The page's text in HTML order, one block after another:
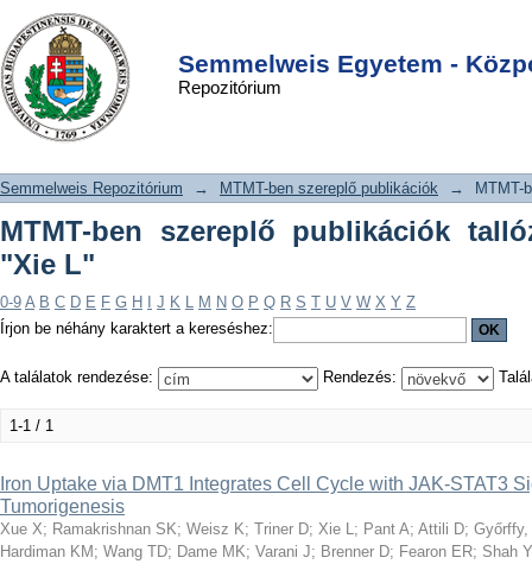
Semmelweis Egyetem -
Repozitórium
MTMT-ben szereplő publikációk
tallózása szerző szerint "Xie L"
DSpace/Manakin Repository
Semmelweis Repozitórium → MTMT-ben szereplő publikációk → MTMT-
MTMT-ben szereplő publikációk
"Xie L"
0-9 A B C D E F G H J K L M N O P Q R S T U V W X Y Z
Írjon be néhány karaktert a kereséshez:
A találatok rendezése: Rendezés:
1-1 / 1
Iron Uptake via DMT1 Integrates Cell Cycle with JAK-STAT3
Tumorigenesis
Xue X; Ramakrishnan SK; Weisz K; Triner D; Xie L; Pant A; Attili D;
Hardiman KM ; Wang TD; Dame MK; Varani J; Brenner D; Fearon ER; Shah